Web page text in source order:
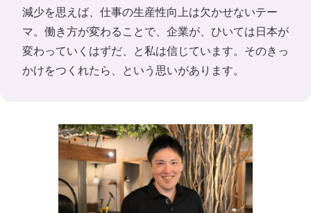
減少を思えば、仕事の生産性向上は欠かせないテー
マ。働き方が変わることで、企業が、ひいては日本が
変わっていくはずだ、と私は信じています。そのきっ
かけをつくれたら、という思いがあります。